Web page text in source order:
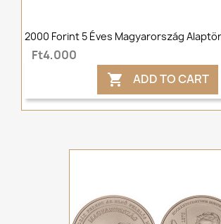
2000 Forint 5 Éves Magyarország
Ft4,000
 ADD TO CART